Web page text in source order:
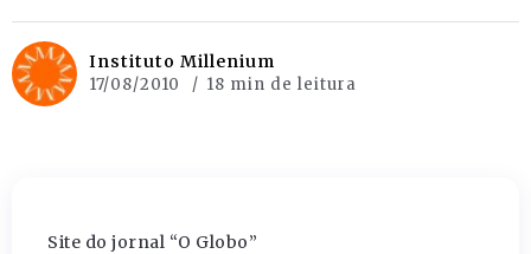
Instituto Millenium
17/08/2010 18 min de leitura
Site do jornal “O Globo”